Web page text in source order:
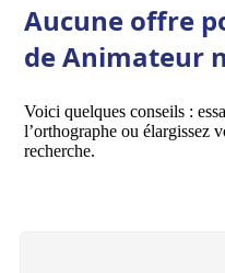
Aucune offre
de Animateur
Voici quelques conseils :
l’orthographe ou élargissez
recherche.